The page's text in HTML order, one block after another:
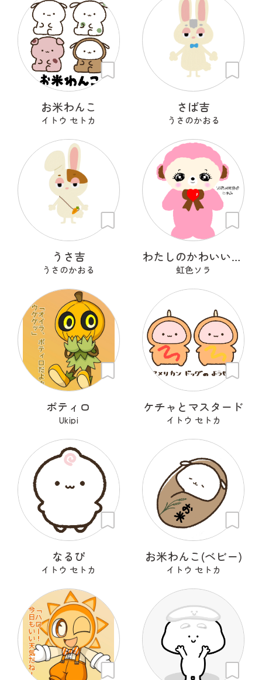
お米わんこ
イトウ セトカ
さば吉
うさのかおる
うさ吉
うさのかおる
わたしのかわいいせかい
虹色ソラ
ポティロ
Ukipi
ケチャとマスタード
イトウ セトカ
なるぴ
イトウ セトカ
お米わんこ(ベビー)
イトウ セトカ